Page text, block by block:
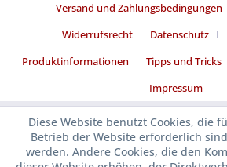
Versand und Zahlungsbedingungen
Widerrufsrecht
Datenschutz
Produktinformationen
Tipps und Tricks
Impressum
Diese Website benutzt Cookies, die
Betrieb der Website erforderlich
werden. Andere Cookies, die den